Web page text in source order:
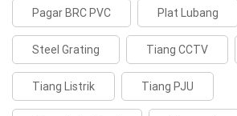
Pagar BRC PVC Plat Lubang
Steel Grating Tiang CCTV
Tiang Listrik Tiang PJU